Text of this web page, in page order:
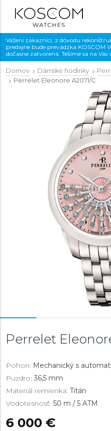
Vážení zákazníci, z dôvodu
predajne bude prevádzka KOSCOM
dočasne zatvorená. Tešíme sa na Vás
Domov Dámske hodinky
Perrelet Eleonore A2071/C
Perrelet
Pohon: Mechanický s
Puzdro: 36,5 mm
Materiál remienka: Titán
Vodotesnosť: 50 m / 5 ATM
6 000 €